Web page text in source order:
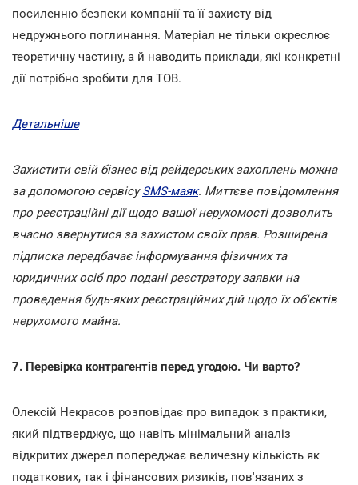
посиленню безпеки компанії та її захисту від
недружнього поглинання. Матеріал не тільки окреслює
теоретичну частину, а й наводить приклади, які конкретні
дії потрібно зробити для ТОВ.
Детальніше
Захистити свій бізнес від рейдерських захоплень можна
за допомогою сервісуSMS-маяк. Миттєве повідомлення
про реєстраційні дії щодо вашої нерухомості дозволить
вчасно звернутися за захистом своїх прав. Розширена
підписка передбачає інформування фізичних та
юридичних осіб про подані реєстратору заявки на
проведення будь-яких реєстраційних дій щодо їх об'єктів
нерухомого майна.
7. Перевірка контрагентів перед угодою. Чи варто?
Олексій Некрасов розповідає про випадок з практики,
який підтверджує, що навіть мінімальний аналіз
відкритих джерел попереджає величезну кількість як
податкових, так і фінансових ризиків, пов'язаних з